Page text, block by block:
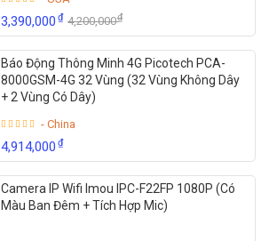
3,390,000₫ 4,200,000₫
Báo Động Thông Minh 4G Picotech PCA-
8000GSM-4G 32 Vùng (32 Vùng Không Dây
+ 2 Vùng Có Dây)
- China
4,914,000₫
Camera IP Wifi Imou IPC-F22FP 1080P (Có
Màu Ban Đêm + Tích Hợp Mic)